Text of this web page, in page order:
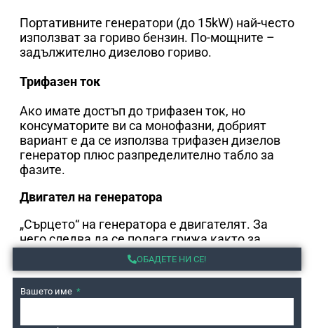
Портативните генератори (до 15kW) най-често
използват за гориво бензин. По-мощните –
задължително дизелово гориво.
Трифазен ток
Ако имате достъп до трифазен ток, но
консуматорите ви са монофазни, добрият
вариант е да се използва трифазен дизелов
генератор плюс разпределително табло за
фазите.
Двигател на генератора
„Сърцето“ на генератора е двигателят. За
него следва да се полага грижа както за
двигателите на автомобилите. Препоръчваме
редовна смяна на консумативи (филтри,
години.
ОБАДЕТЕ НИ СЕ!
Вашето име